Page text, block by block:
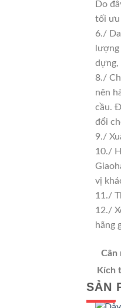
Do
tối ưu
6./
lượng
dựng,
8./
nên
cầu.
đổi
9./
10./
vị
11./
12./
hãng
Cân
Kích
SẢN
GIÁ TỐT
GIÁ SỈ